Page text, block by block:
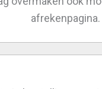
afrekenpagina.